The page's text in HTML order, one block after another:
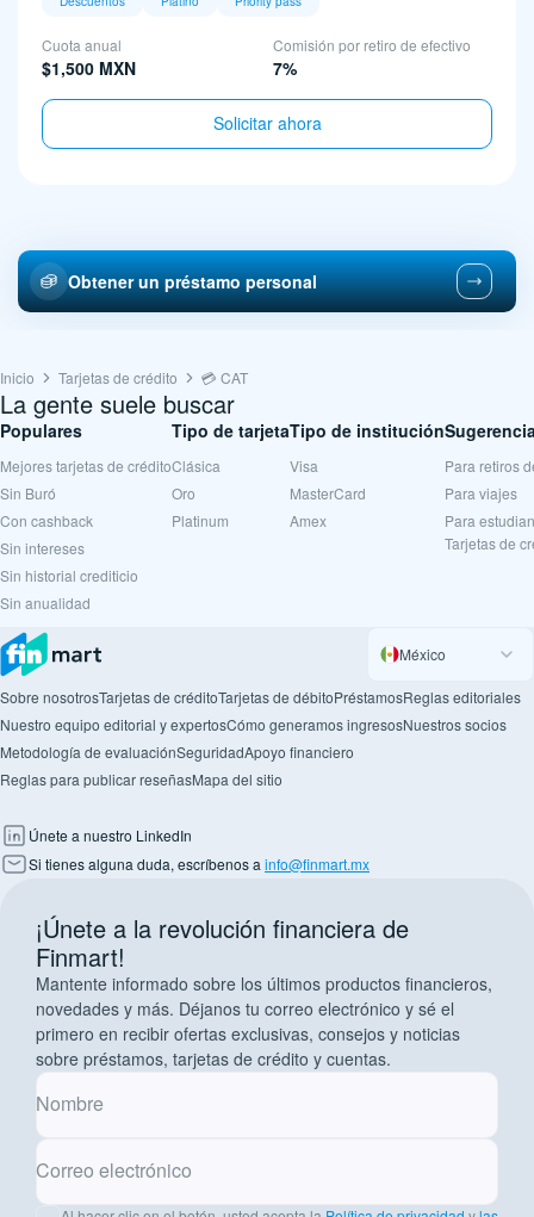
Cuota anual
$1,500 MXN
Comisión por retiro de efectivo
7%
Solicitar ahora
Obtener un préstamo personal
Inicio Tarjetas de crédito 💳 CAT
La gente suele buscar
Populares
Mejores tarjetas de crédito
Sin Buró
Con cashback
Sin intereses
Sin historial crediticio
Sin anualidad
Tipo de tarjeta
Clásica
Oro
Platinum
Tipo de institución
Visa
MasterCard
Amex
Para retiros
Para viajes
Para
Tarjetas de
México
Sobre nosotrosTarjetas de créditoTarjetas de débitoPréstamosReglas editoriales
Nuestro equipo editorial y expertosCómo generamos ingresosNuestros socios
Metodología de evaluaciónSeguridadApoyo financiero
Reglas para publicar reseñasMapa del sitio
Únete a nuestro LinkedIn
Si tienes alguna duda, escríbenos a info@finmart.mx
¡Únete a la revolución financiera de
Finmart!
Mantente informado sobre los últimos productos financieros,
novedades y más. Déjanos tu correo electrónico y sé el
primero en recibir ofertas exclusivas, consejos y noticias
sobre préstamos, tarjetas de crédito y cuentas.
Nombre
Correo electrónico